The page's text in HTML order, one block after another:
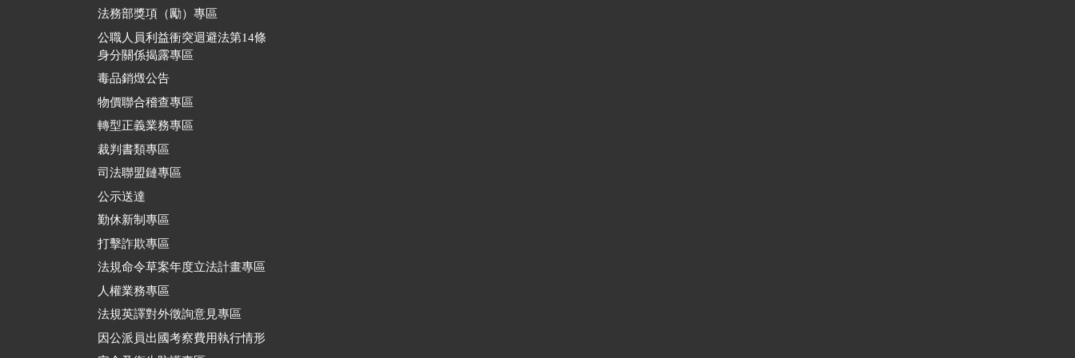
法務部獎項（勵）專區
公職人員利益衝突迴避法第14條
身分關係揭露專區
毒品銷燬公告
物價聯合稽查專區
轉型正義業務專區
裁判書類專區
司法聯盟鏈專區
公示送達
勤休新制專區
打擊詐欺專區
法規命令草案年度立法計畫專區
人權業務專區
法規英譯對外徵詢意見專區
因公派員出國考察費用執行情形